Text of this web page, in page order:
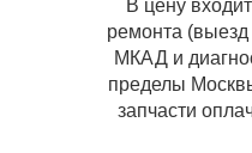
В цену
ремонта
МКАД и
пределы
запчасти